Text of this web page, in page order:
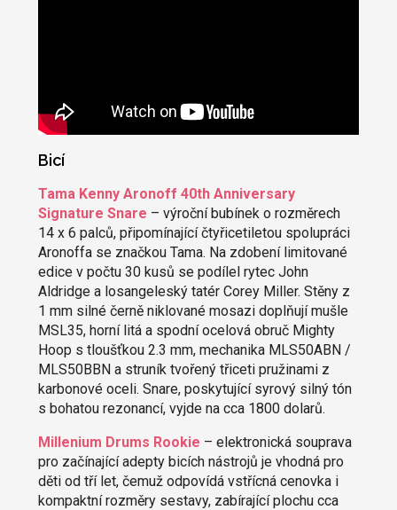
Bicí
Tama Kenny Aronoff 40th Anniversary
Signature Snare – výroční bubínek o rozměrech
14 x 6 palců, připomínající čtyřicetiletou spolupráci
Aronoffa se značkou Tama. Na zdobení limitované
edice v počtu 30 kusů se podílel rytec John
Aldridge a losangeleský tatér Corey Miller. Stěny z
1 mm silné černě niklované mosazi doplňují mušle
MSL35, horní litá a spodní ocelová obruč Mighty
Hoop s tloušťkou 2.3 mm, mechanika MLS50ABN /
MLS50BBN a struník tvořený třiceti pružinami z
karbonové oceli. Snare, poskytující syrový silný tón
s bohatou rezonancí, vyjde na cca 1800 dolarů.
Millenium Drums Rookie – elektronická souprava
pro začínající adepty bicích nástrojů je vhodná pro
děti od tří let, čemuž odpovídá vstřícná cenovka i
kompaktní rozměry sestavy, zabírající plochu cca